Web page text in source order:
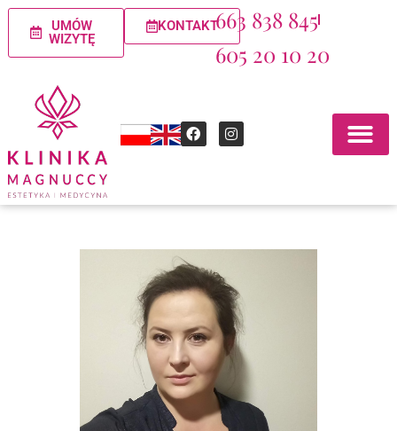
UMÓW
WIZYTĘ
KONTAKT663 838 845
605 20 10 20